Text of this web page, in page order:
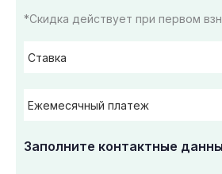
*Скидка действует при первом
Ставка
Ежемесячный платеж
Заполните контактные